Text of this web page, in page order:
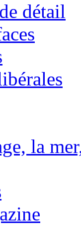
détail
la